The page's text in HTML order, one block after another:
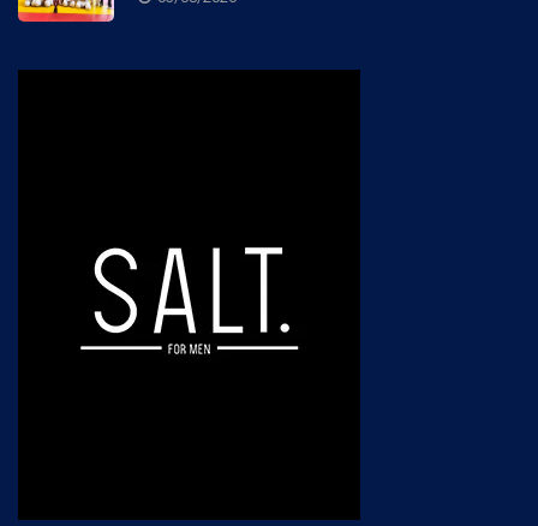
03/08/2026